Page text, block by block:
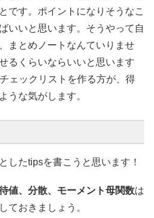
です。ポイントになりそうなこ
いいと思います。そうやって自
まとめノートなんていりませ
るくらいならいいと思います
ェックリストを作る方が、得
うな気がします。
したtipsを書こうと思います！
値、分散、モーメント母関数は
ておきましょう。